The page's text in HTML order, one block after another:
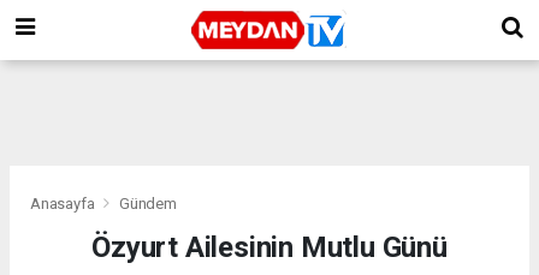
Anasayfa Gündem
Özyurt Ailesinin Mutlu Günü